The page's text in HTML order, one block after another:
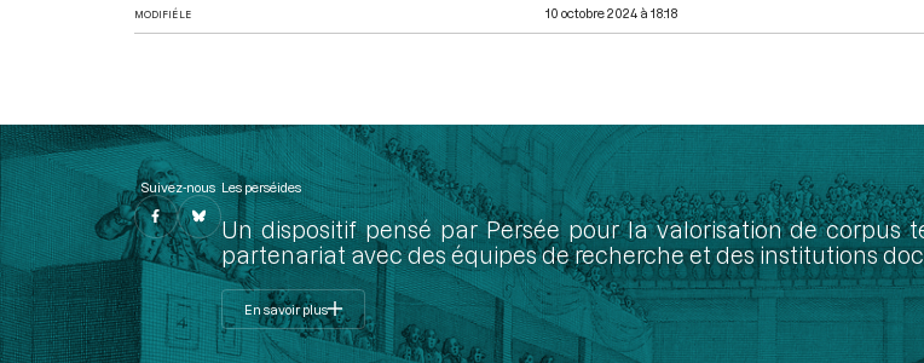
MODIFIÉ LE 10 octobre 2024 à 18:18
Suivez-nous Les perséides
Un dispositif pensé par Persée pour la valorisation de corpus
partenariat avec des équipes de recherche et des institutions
En savoir plus